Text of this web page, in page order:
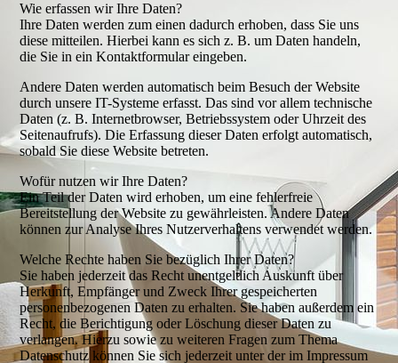
Wie erfassen wir Ihre Daten?
Ihre Daten werden zum einen dadurch erhoben, dass Sie uns
diese mitteilen. Hierbei kann es sich z. B. um Daten handeln,
die Sie in ein Kontaktformular eingeben.
Andere Daten werden automatisch beim Besuch der Website
durch unsere IT-Systeme erfasst. Das sind vor allem technische
Daten (z. B. Internetbrowser, Betriebssystem oder Uhrzeit des
Seitenaufrufs). Die Erfassung dieser Daten erfolgt automatisch,
sobald Sie diese Website betreten.
Wofür nutzen wir Ihre Daten?
Ein Teil der Daten wird erhoben, um eine fehlerfreie
Bereitstellung der Website zu gewährleisten. Andere Daten
können zur Analyse Ihres Nutzerverhaltens verwendet werden.
Welche Rechte haben Sie bezüglich Ihrer Daten?
Sie haben jederzeit das Recht unentgeltlich Auskunft über
Herkunft, Empfänger und Zweck Ihrer gespeicherten
personenbezogenen Daten zu erhalten. Sie haben außerdem ein
Recht, die Berichtigung oder Löschung dieser Daten zu
verlangen. Hierzu sowie zu weiteren Fragen zum Thema
Datenschutz können Sie sich jederzeit unter der im Impressum